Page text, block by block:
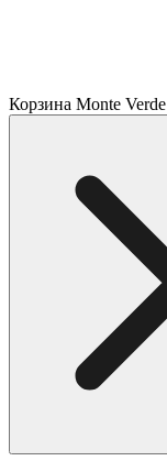
Корзина Monte Verde